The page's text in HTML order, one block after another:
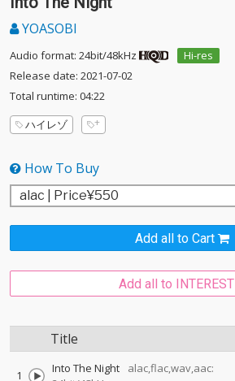
YOASOBI
Audio format: 24bit/48kHz
Hi-res
Release date: 2021-07-02
Total runtime: 04:22
ハイレゾ
How To Buy
Add all to Cart
Add all to INTEREST
Title
1 Into The Night
alac,flac,wav,aac: